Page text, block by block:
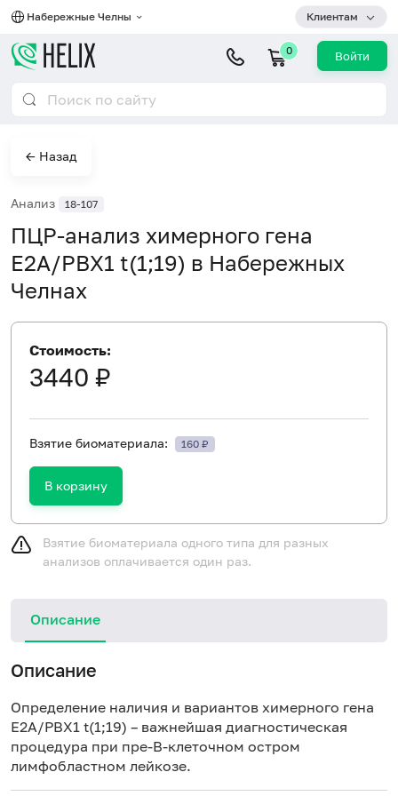
Набережные Челны Клиентам
0 Войти
← Назад
Анализ 18-107
ПЦР-анализ химерного гена
E2A/PBX1 t(1;19) в Набережных
Челнах
Стоимость:
3440 ₽
Взятие биоматериала: 160 ₽
В корзину
Взятие биоматериала одного типа для разных
анализов оплачивается один раз.
Описание
Описание
Определение наличия и вариантов химерного гена
E2A/PBX1 t(1;19) – важнейшая диагностическая
процедура при пре-В-клеточном остром
лимфобластном лейкозе.